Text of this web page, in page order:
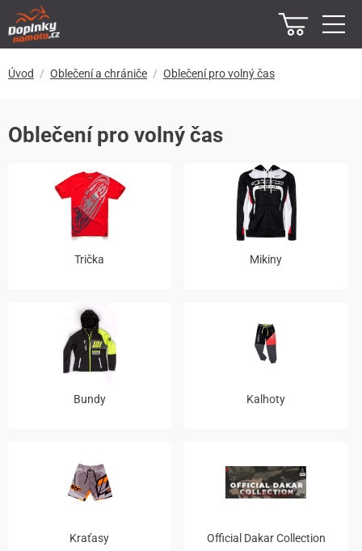
Úvod Oblečení a chrániče Oblečení pro volný čas
Oblečení pro volný čas
Trička Mikiny
Bundy Kalhoty
Kraťasy Official Dakar Collection